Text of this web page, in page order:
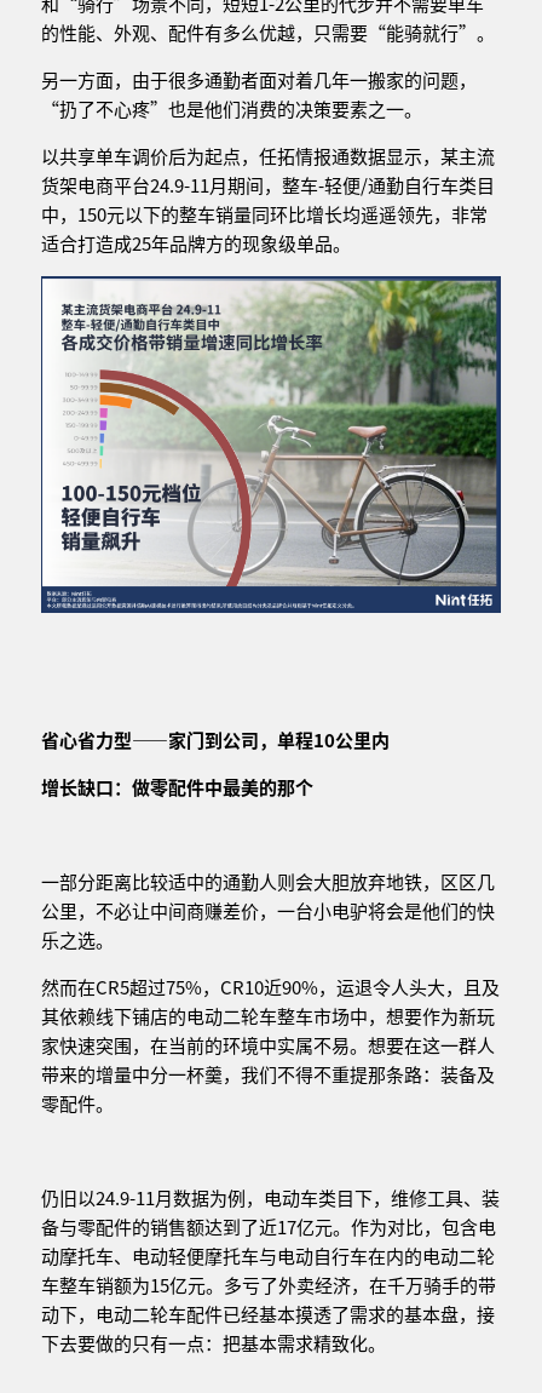
的性能、外观、配件有多么优越，只需要“能骑就行”。
另一方面，由于很多通勤者面对着几年一搬家的问题，
“扔了不心疼”也是他们消费的决策要素之一。
以共享单车调价后为起点，任拓情报通数据显示，某主流
货架电商平台24.9-11月期间，整车-轻便/通勤自行车类目
中，150元以下的整车销量同环比增长均遥遥领先，非常
适合打造成25年品牌方的现象级单品。
省心省力型——家门到公司，单程10公里内
增长缺口：做零配件中最美的那个
一部分距离比较适中的通勤人则会大胆放弃地铁，区区几
公里，不必让中间商赚差价，一台小电驴将会是他们的快
乐之选。
然而在CR5超过75%，CR10近90%，运退令人头大，且及
其依赖线下铺店的电动二轮车整车市场中，想要作为新玩
家快速突围，在当前的环境中实属不易。想要在这一群人
带来的增量中分一杯羹，我们不得不重提那条路：装备及
零配件。
仍旧以24.9-11月数据为例，电动车类目下，维修工具、装
备与零配件的销售额达到了近17亿元。作为对比，包含电
动摩托车、电动轻便摩托车与电动自行车在内的电动二轮
车整车销额为15亿元。多亏了外卖经济，在千万骑手的带
动下，电动二轮车配件已经基本摸透了需求的基本盘，接
下去要做的只有一点：把基本需求精致化。